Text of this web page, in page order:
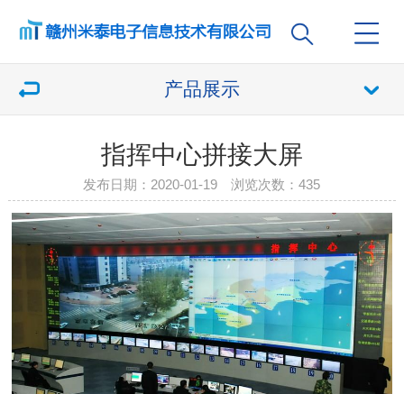
产品展示
指挥中心拼接大屏
发布日期：2020-01-19 浏览次数：435